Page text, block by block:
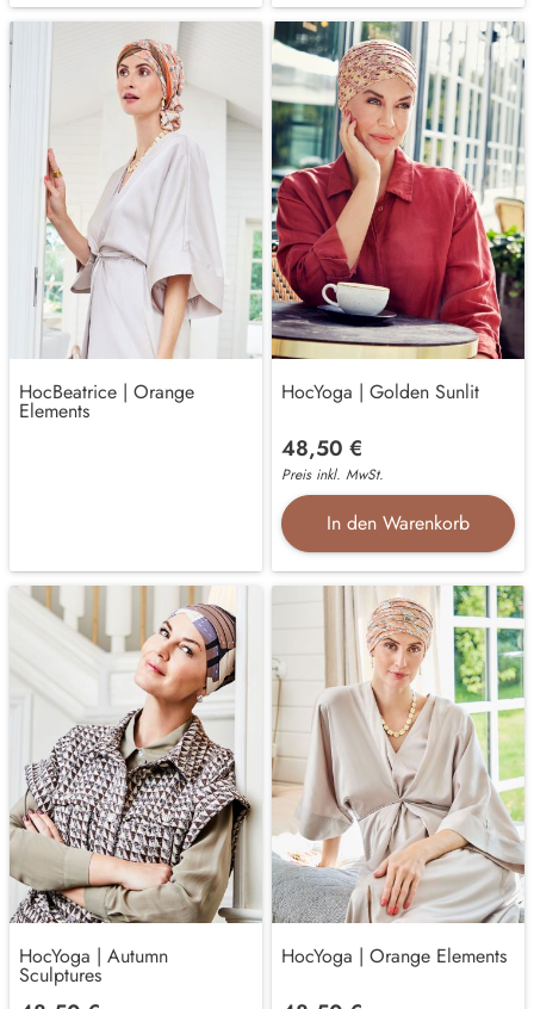
HocBeatrice | Orange
Elements
HocYoga | Golden Sunlit
48,50 €
Preis inkl. MwSt.
In den Warenkorb
HocYoga | Autumn
Sculptures
HocYoga | Orange Elements